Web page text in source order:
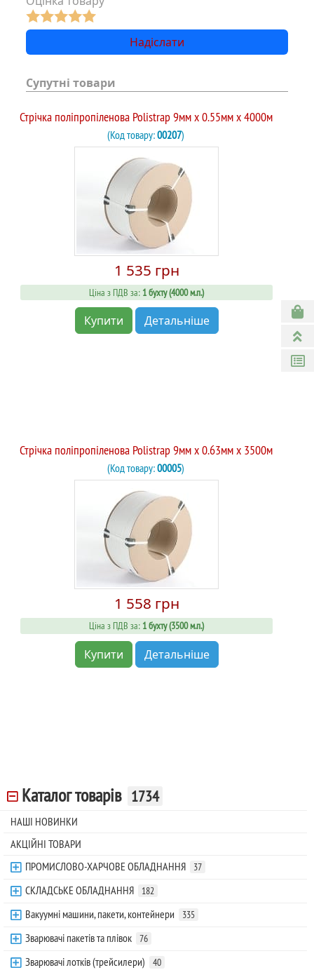
Супутні товари
Стрічка поліпропіленова Polistrap 9мм х 0.55мм х 4000м
(Код товару:00207)
1 535 грн
Ціна з ПДВ за: 1 бухту (4000 м.п.)
Купити Детальніше
Стрічка поліпропіленова Polistrap 9мм х 0.63мм х 3500м
(Код товару:00005)
1 558 грн
Ціна з ПДВ за: 1 бухту (3500 м.п.)
Купити Детальніше
Каталог товарів 1734
НАШІ НОВИНКИ
АКЦІЙНІ ТОВАРИ
ПРОМИСЛОВО-ХАРЧОВЕ ОБЛАДНАННЯ
37
СКЛАДСЬКЕ ОБЛАДНАННЯ 182
Вакуумні машини, пакети, контейнери 335
Зварювачі пакетів та плівок 76
Зварювачі лотків (трейсилери) 40